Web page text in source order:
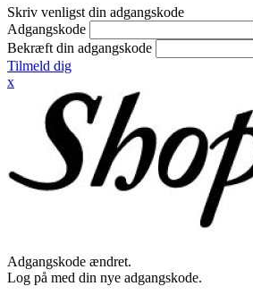
Skriv venligst din adgangskode
Adgangskode
Bekræft din adgangskode
Tilmeld dig
x
Adgangskode ændret.
Log på med din nye adgangskode.